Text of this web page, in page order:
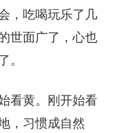
，吃喝玩乐了几
世面广了，心也
。
看黄。刚开始看
，习惯成自然